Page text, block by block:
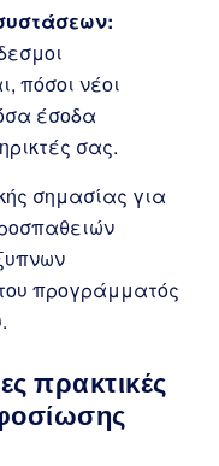
πόσοι νέοι
έσοδα
σας.
σημασίας για
προγράμματός
πρακτικές